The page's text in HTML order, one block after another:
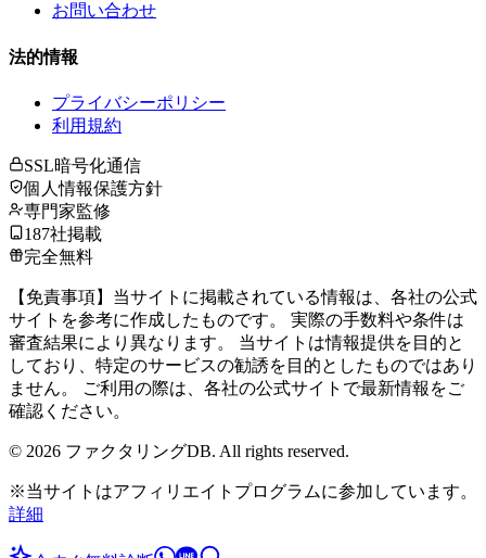
お問い合わせ
法的情報
プライバシーポリシー
利用規約
SSL暗号化通信
個人情報保護方針
専門家監修
187社掲載
完全無料
【免責事項】当サイトに掲載されている情報は、各社の公式
サイトを参考に作成したものです。 実際の手数料や条件は
審査結果により異なります。 当サイトは情報提供を目的と
しており、特定のサービスの勧誘を目的としたものではあり
ません。 ご利用の際は、各社の公式サイトで最新情報をご
確認ください。
© 2026 ファクタリングDB. All rights reserved.
※当サイトはアフィリエイトプログラムに参加しています。
詳細